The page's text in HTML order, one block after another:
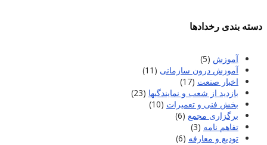
دسته بندی رخدادها
آموزش (5)
آموزش درون سازمانی (11)
اخبار صنعت (17)
بازدید از شعب و نمایندگیها (23)
بخش فنی و تعمیرات (10)
برگزاری مجمع (6)
تفاهم نامه (3)
تودیع و معارفه (6)